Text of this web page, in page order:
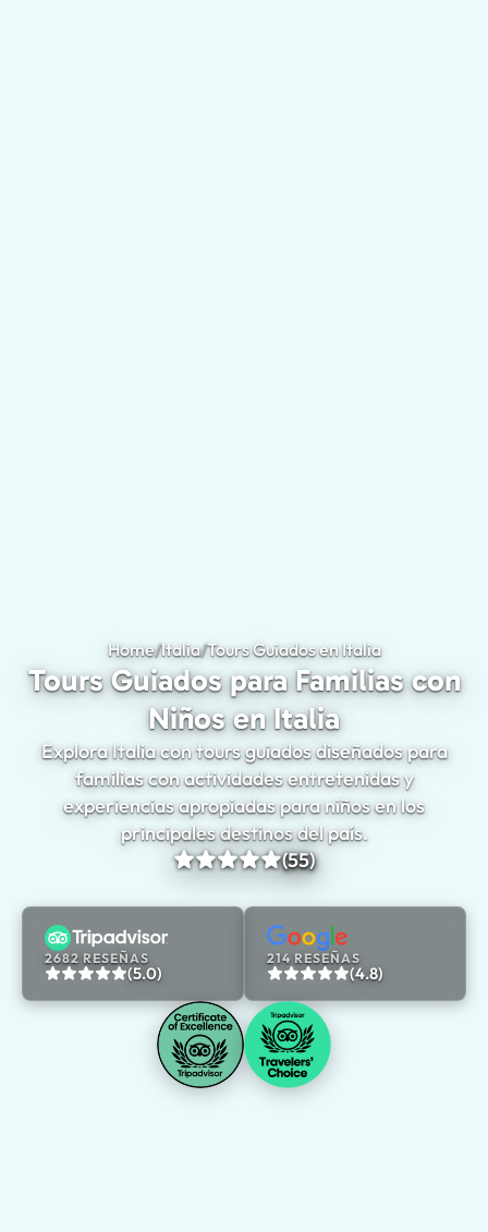
Home/Italia/Tours Guiados en ItaliaTours
Tours Guiados para Familias con
Niños en Italia
Explora Italia con tours guiados diseñados para
familias con actividades entretenidas y
experiencias apropiadas para niños en los
principales destinos del país.
(55)
2682 RESEÑAS
(5.0)
214 RESEÑAS
(4.8)